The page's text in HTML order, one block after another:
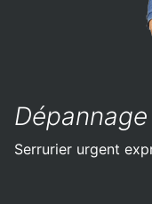
Serrurier urgent